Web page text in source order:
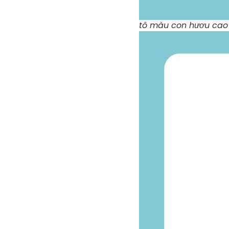
tô màu con hươu